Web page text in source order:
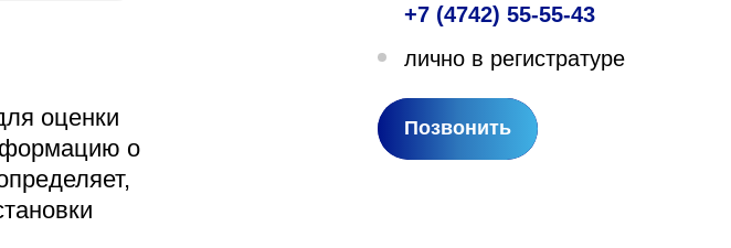
399000, г. Липецк, Плехановское лесничество,
Понедельник — четверг
08:00–16:45
перерыв 12:00–12:30
Пятница
08:00–15:45
перерыв 12:00–12:30
оценки
о
+7 (4742) 55-55-43
лично в регистратуре
Позвонить